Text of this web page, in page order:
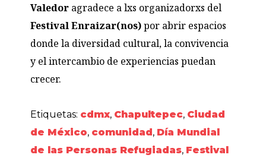
Valedor agradece a lxs organizadorxs del
Festival Enraizar(nos)por abrir espacios
donde la diversidad cultural, la convivencia
y el intercambio de experiencias puedan
crecer.
Etiquetas: cdmx, Chapultepec, Ciudad
de México, comunidad, Día Mundial
de las Personas Refugiadas, Festival